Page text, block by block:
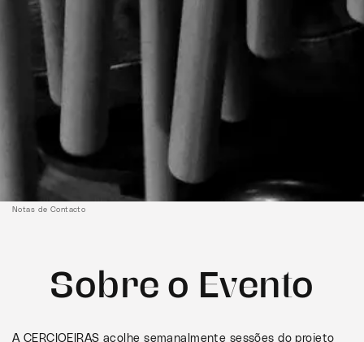
Notas de Contacto
Sobre o Evento
A CERCIOEIRAS acolhe semanalmente sessões do projeto